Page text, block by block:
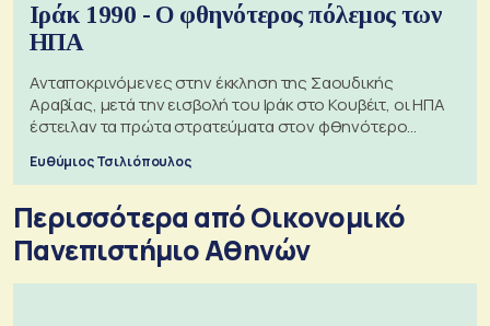
Ιράκ 1990 - Ο φθηνότερος πόλεμος των
ΗΠΑ
Ανταποκρινόμενες στην έκκληση της Σαουδικής
Αραβίας, μετά την εισβολή του Ιράκ στο Κουβέιτ, οι ΗΠΑ
έστειλαν τα πρώτα στρατεύματα στον φθηνότερο
πόλεμο της ιστορίας τους
Ευθύμιος Τσιλιόπουλος
Περισσότερα από Οικονομικό
Πανεπιστήμιο Αθηνών